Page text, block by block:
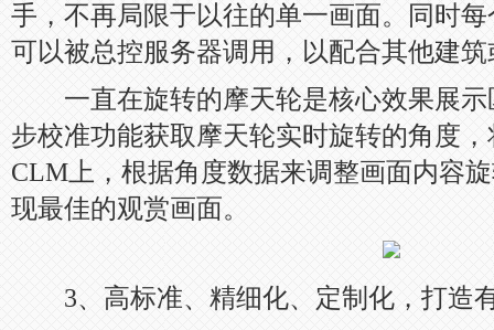
手，不再局限于以往的单一画面。同时
可以被总控服务器调用，以配合其他建
一直在旋转的摩天轮是核心效果展示
步校准功能获取摩天轮实时旋转的角度
CLM上，根据角度数据来调整画面内容
现最佳的观赏画面。
3、高标准、精细化、定制化，打造